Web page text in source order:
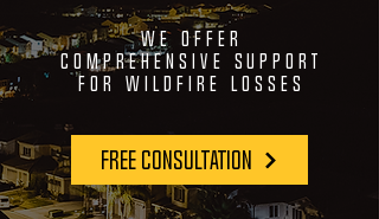
we offer
comprehensive support
for wildfire losses
FREE CONSULTATION